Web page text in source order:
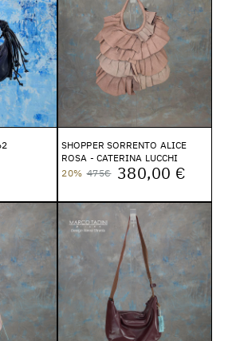
SHOPPER SORRENTO ALICE
ROSA - CATERINA LUCCHI
20% 475€ 380,00 €